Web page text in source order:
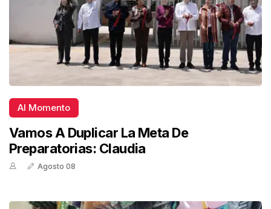
Al Momento
Vamos A Duplicar La Meta De
Preparatorias: Claudia
Agosto 08